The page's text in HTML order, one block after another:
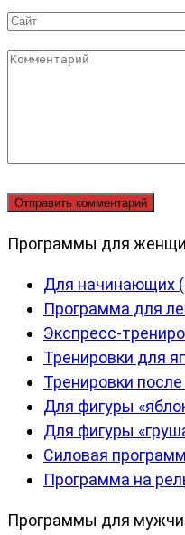
Сайт
Комментарий
Программы для
Для начинающих
Программа для
Экспресс-
Тренировки для
Тренировки
Для фигуры
Для фигуры
Силовая
Программа на
Программы для